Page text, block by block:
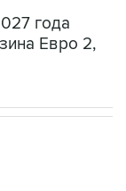
года
Евро 2,